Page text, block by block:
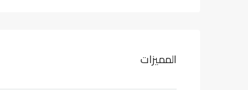
المميزات